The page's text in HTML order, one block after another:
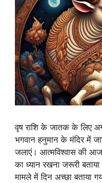
वृष राशि के जातक के लिए
भगवान हनुमान के मंदिर में
जलाएं। आत्मविश्वास की
का ध्यान रखना जरूरी
मामले में दिन अच्छा बताया